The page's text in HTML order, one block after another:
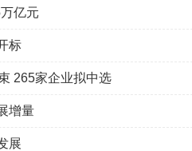
亿元
标
265家企业拟中选
增量
展